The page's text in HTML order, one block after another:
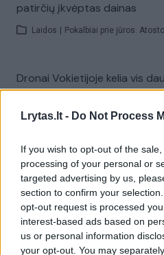
Lrytas.lt - Do Not Process
If you wish to opt-out of the
processing of your personal or
targeted advertising by us,
section to confirm your
opt-out request is processed
interest-based ads based on
us or personal information
your opt-out. You may
patirčių įkvėptas dainas
Laidos Pokalbiai prie jūros.
Dronai Vokietijoje kelia vis
pastebėti virš karinės bazės
Žinios | Pasaulis
Visi
Žiūrimiausi